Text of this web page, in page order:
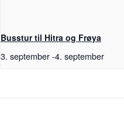
Busstur til Hitra og Frøya
3. september-4. september